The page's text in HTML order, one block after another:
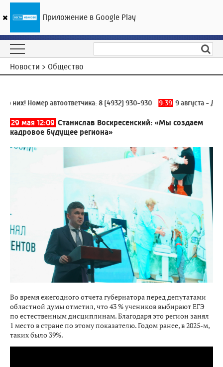
ГТРК «Ивтелерадио»
Новости > Общество
Номер автоответчика:8 (4932) 930-930 9:39 9 августа - День
29 мая 12:09 Станислав Воскресенский: «Мы создаем
кадровое будущее региона»
Во время ежегодного отчета губернатора перед депутатами
областной думы отметил, что 43 % учеников выбирают ЕГЭ
по естественным дисциплинам. Благодаря это регион занял
1 место в стране по этому показателю. Годом ранее, в 2025-м,
таких было 39%.
Приложение в Google Play